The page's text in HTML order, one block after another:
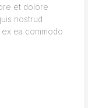
et dolore
nostrud
ea commodo